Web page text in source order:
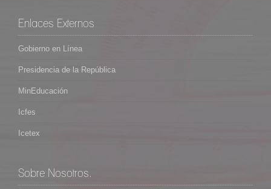
Enlaces Externos
Gobierno en Línea
Presidencia de la República
MinEducación
Icfes
Icetex
Sobre Nosotros.